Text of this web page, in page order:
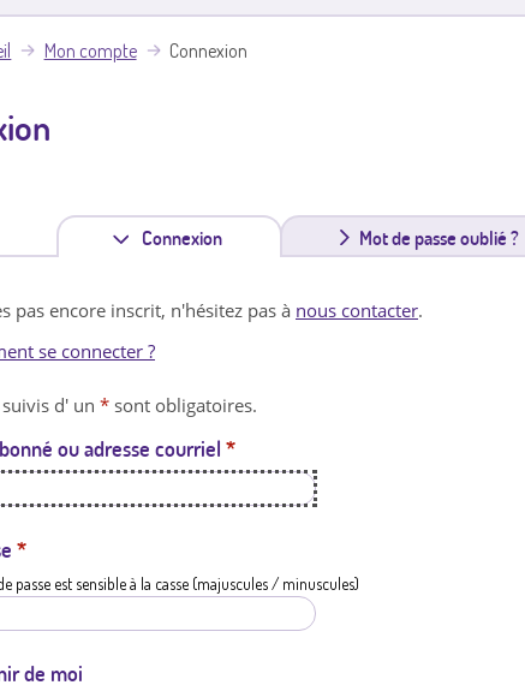
Mon compte Connexion
Connexion
n
l
e
Mot de passe oublié ?
pas encore inscrit, n'hésitez pas à nous contacter.
se connecter ?
d' un * sont obligatoires.
ou adresse courriel *
*
passe est sensible à la casse (majuscules / minuscules)
de moi